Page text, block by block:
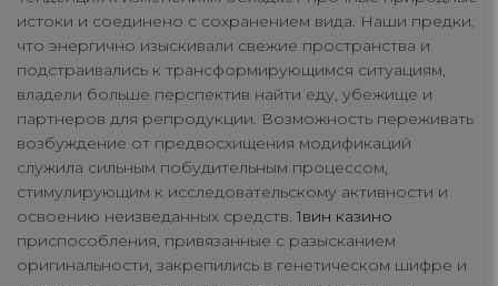
истоки и соединено с сохранением вида. Наши предки,
что энергично изыскивали свежие пространства и
подстраивались к трансформирующимся ситуациям,
владели больше перспектив найти еду, убежище и
партнеров для репродукции. Возможность переживать
возбуждение от предвосхищения модификаций
служила сильным побудительным процессом,
стимулирующим к исследовательскому активности и
освоению неизведанных средств. 1вин казино
приспособления, привязанные с разысканием
оригинальности, закрепились в генетическом шифре и